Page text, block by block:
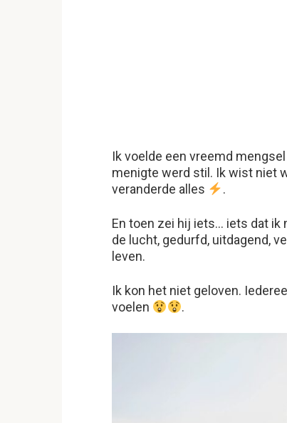
Ik voelde een vreemd
menigte werd stil. Ik wist niet
veranderde alles
.
En toen zei hij iets… iets dat ik
de lucht, gedurfd, uitdagend,
leven.
Ik kon het niet geloven.
voelen
.